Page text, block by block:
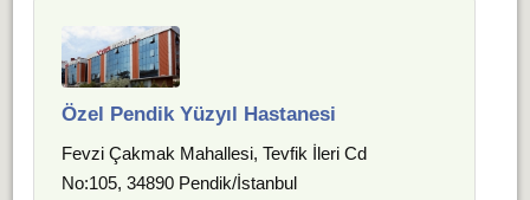
Özel Pendik Yüzyıl Hastanesi
Fevzi Çakmak Mahallesi, Tevfik İleri Cd
No:105, 34890 Pendik/İstanbul